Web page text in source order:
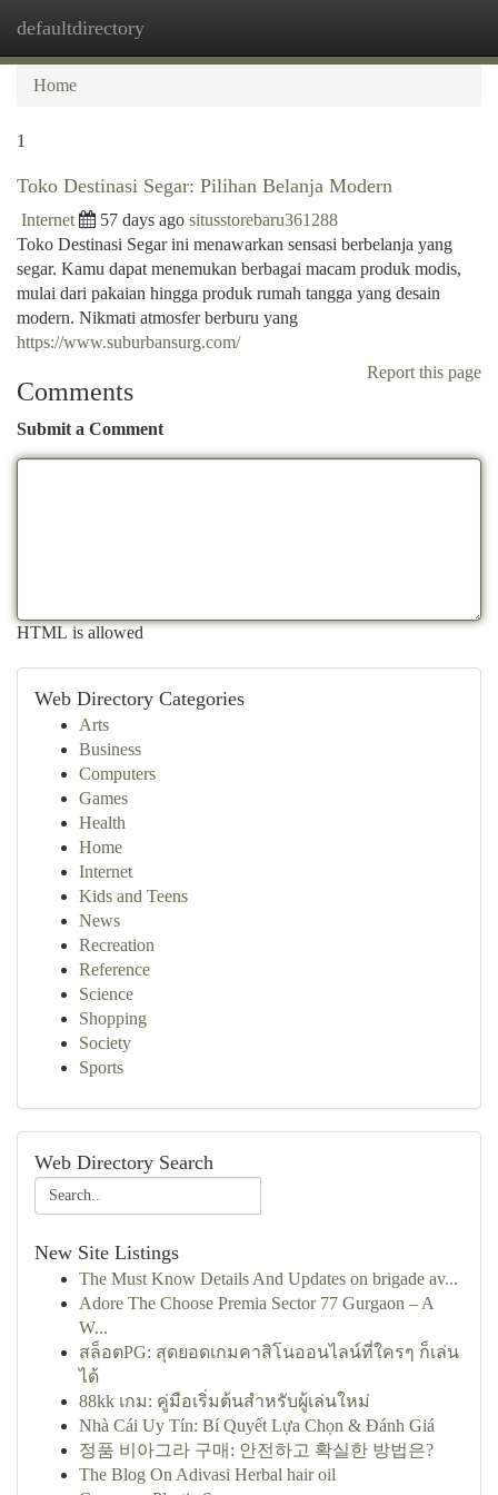
defaultdirectory
Home
1
Toko Destinasi Segar: Pilihan Belanja Modern
Internet 57 days ago situsstorebaru361288
Toko Destinasi Segar ini menawarkan sensasi berbelanja yang
segar. Kamu dapat menemukan berbagai macam produk modis,
mulai dari pakaian hingga produk rumah tangga yang desain
modern. Nikmati atmosfer berburu yang
https://www.suburbansurg.com/
Report this page
Comments
Submit a Comment
HTML is allowed
Web Directory Categories
Arts
Business
Computers
Games
Health
Home
Internet
Kids and Teens
News
Recreation
Reference
Science
Shopping
Society
Sports
Web Directory Search
New Site Listings
The Must Know Details And Updates on brigade av...
Adore The Choose Premia Sector 77 Gurgaon – A
W...
สล็อตPG: สุดยอดเกมคาสิโนออนไลน์ที่ใครๆ ก็เล่น
ได้
88kk เกม: คู่มือเริ่มต้นสำหรับผู้เล่นใหม่
Nhà Cái Uy Tín: Bí Quyết Lựa Chọn & Đánh Giá
정품 비아그라 구매: 안전하고 확실한 방법은?
The Blog On Adivasi Herbal hair oil